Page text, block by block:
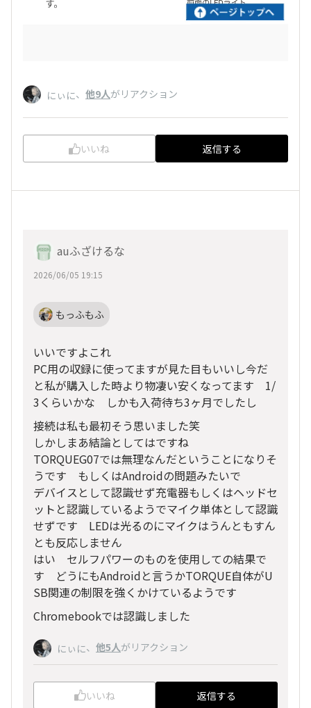
にぃに、 他9人がリアクション
いいね 返信する
auふざけるな
2026/06/05 19:15
もっふもふ
いいですよこれ
PC用の収録に使ってますが見た目もいいし今だ
と私が購入した時より物凄い安くなってます 1/
3くらいかな しかも入荷待ち3ヶ月でしたし
接続は私も最初そう思いました笑
しかしまあ結論としてはですね
TORQUEG07では無理なんだということになりそ
うです もしくはAndroidの問題みたいで
デバイスとして認識せず充電器もしくはヘッドセ
ットと認識しているようでマイク単体として認識
せずです LEDは光るのにマイクはうんともすん
とも反応しません
はい セルフパワーのものを使用しての結果で
す どうにもAndroidと言うかTORQUE自体がU
SB関連の制限を強くかけているようです
Chromebookでは認識しました
にぃに、 他5人がリアクション
いいね 返信する